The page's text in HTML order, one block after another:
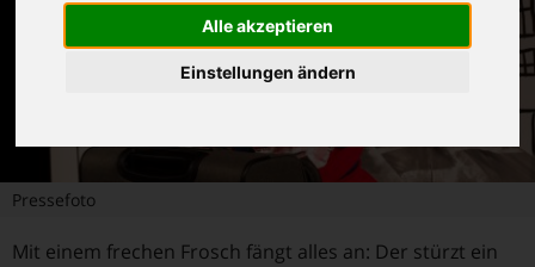
Alle akzeptieren
Einstellungen ändern
Pressefoto
Mit einem frechen Frosch fängt alles an: Der stürzt ein